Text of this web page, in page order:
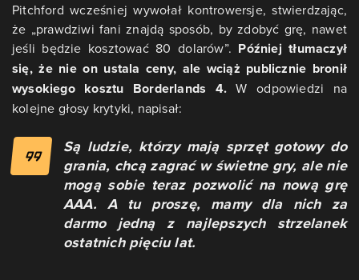
Pitchford wcześniej wywołał kontrowersje, stwierdzając,
że „prawdziwi fani znajdą sposób, by zdobyć grę, nawet
jeśli będzie kosztować 80 dolarów”. Później tłumaczył
się, że nie on ustala ceny, ale wciąż publicznie bronił
wysokiego kosztu Borderlands 4. W odpowiedzi na
kolejne głosy krytyki, napisał:
Są ludzie, którzy mają sprzęt gotowy do
grania, chcą zagrać w świetne gry, ale nie
mogą sobie teraz pozwolić na nową grę
AAA. A tu proszę, mamy dla nich za
darmo jedną z najlepszych strzelanek
ostatnich pięciu lat.